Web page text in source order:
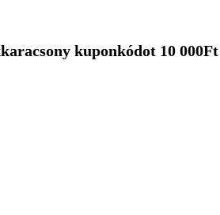
kuponkódot 10